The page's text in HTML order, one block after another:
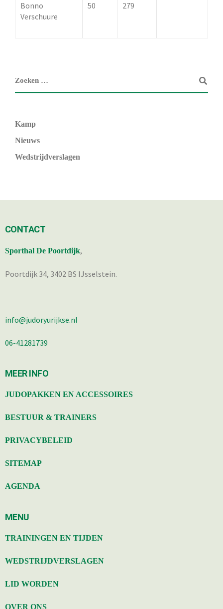
Bonno
Verschuure
50 279
Kamp
Nieuws
Wedstrijdverslagen
CONTACT
Sporthal De Poortdijk,
Poortdijk 34, 3402 BS IJsselstein.
info@judoryurijkse.nl
06-41281739
MEER INFO
JUDOPAKKEN EN ACCESSOIRES
BESTUUR & TRAINERS
PRIVACYBELEID
SITEMAP
AGENDA
MENU
TRAININGEN EN TIJDEN
WEDSTRIJDVERSLAGEN
LID WORDEN
OVER ONS